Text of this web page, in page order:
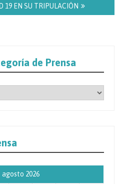
19 EN SU TRIPULACIÓN
de Prensa
agosto 2026